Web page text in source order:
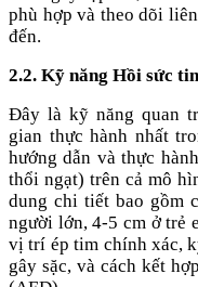
phù hợp và theo dõi
đến.
2.2. Kỹ năng Hồi sức
Đây là kỹ năng quan
gian thực hành nhất
hướng dẫn và thực
thổi ngạt) trên cả mô
dung chi tiết bao gồm
người lớn, 4-5 cm ở trẻ
vị trí ép tim chính xác,
gây sặc, và cách kết